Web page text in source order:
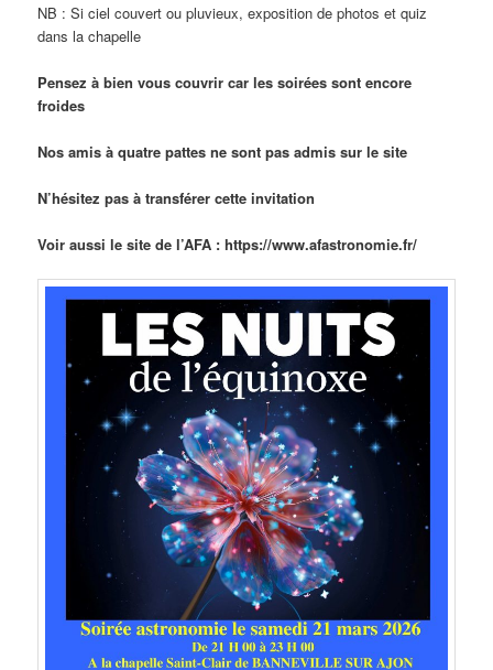
NB : Si ciel couvert ou pluvieux, exposition de photos et quiz
dans la chapelle
Pensez à bien vous couvrir car les soirées sont encore
froides
Nos amis à quatre pattes ne sont pas admis sur le site
N’hésitez pas à transférer cette invitation
Voir aussi le site de l’AFA : https://www.afastronomie.fr/